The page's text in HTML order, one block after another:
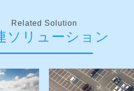
Related Solution
ソリューション